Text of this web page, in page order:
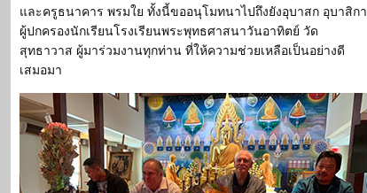
และครูธนาคาร พรมใย ทั้งนี้ขออนุโมทนาไปถึงยังอุบาสก อุบาสิกา
ผู้ปกครองนักเรียนโรงเรียนพระพุทธศาสนาวันอาทิตย์ วัด
สุทธาวาส ผู้มาร่วมงานทุกท่าน ที่ให้ความช่วยเหลือเป็นอย่างดี
เสมอมา